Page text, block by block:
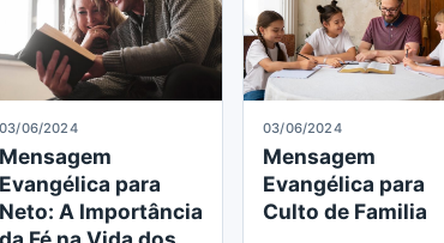
03/06/2024
Mensagem
Evangélica para
Neto: A Importância
03/06/2024
Mensagem
Evangélica para
Culto de Familia